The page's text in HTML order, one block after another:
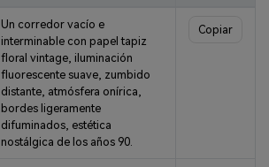
Un corredor vacío e
interminable con papel tapiz
floral vintage, iluminación
fluorescente suave, zumbido
distante, atmósfera onírica,
bordes ligeramente
difuminados, estética
nostálgica de los años 90.
Copiar